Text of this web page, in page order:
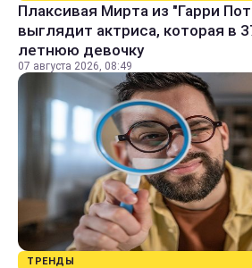
Плаксивая Мирта из "Гарри
выглядит актриса, которая в
летнюю девочку
07 августа 2026, 08:49
ТРЕНДЫ